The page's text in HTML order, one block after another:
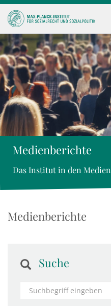
Medienberichte
Das Institut in den Medien
Medienberichte
Suche